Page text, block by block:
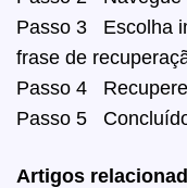
Passo 3 Escolha
frase de
Passo 4
Passo 5
Artigos